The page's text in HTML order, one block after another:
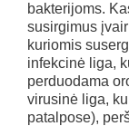
bakterijoms.
susirgimus
kuriomis
infekcinė liga,
perduodama
virusinė liga,
patalpose),